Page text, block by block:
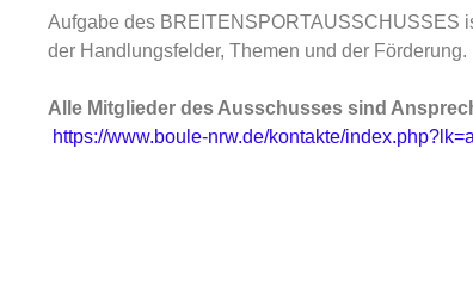
Aufgabe des BREITENSPORTAUSSCHUSSES
der Handlungsfelder, Themen und der Förderung.
Alle Mitglieder des Ausschusses sind
https://www.boule-nrw.de/kontakte/